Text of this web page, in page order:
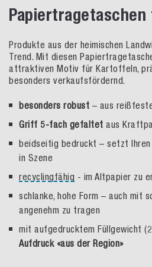
Produkte aus der heimischen
Trend. Mit diesen
attraktiven Motiv für Kartoffeln,
besonders verkaufsfördernd.
besonders robust – aus
Griff 5-fach gefaltet aus
beidseitig bedruckt – setzt
in Szene
recyclingfähig - im Altpapier zu
schlanke, hohe Form – auch mit
angenehm zu tragen
mit aufgedrucktem Füllgewicht
Aufdruck «aus der Region»